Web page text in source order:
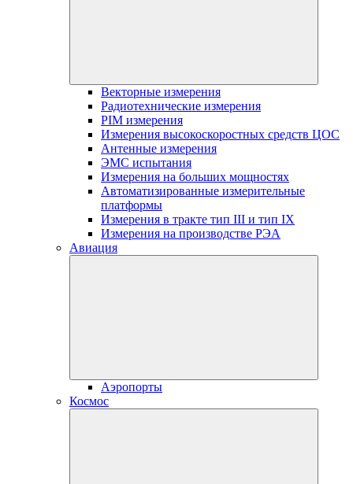
Векторные измерения
Радиотехнические измерения
PIM измерения
Измерения высокоскоростных средств ЦОС
Антенные измерения
ЭМС испытания
Измерения на больших мощностях
Автоматизированные измерительные
платформы
Измерения в тракте тип III и тип IX
Измерения на производстве РЭА
Авиация
Аэропорты
Космос